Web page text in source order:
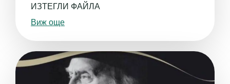
ИЗТЕГЛИ ФАЙЛА
Виж още